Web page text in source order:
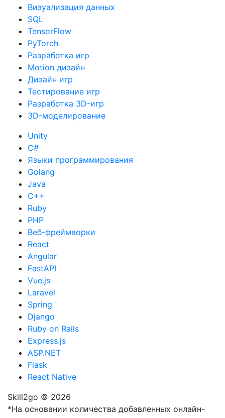
Python
Визуализация данных
SQL
TensorFlow
PyTorch
Разработка игр
Motion дизайн
Дизайн игр
Тестирование игр
Разработка 3D-игр
Unity
C#
Языки программирования
Golang
Java
C++
Ruby
PHP
Веб-фреймворки
React
Angular
FastAPI
Vue.js
Laravel
Spring
Django
Ruby on Rails
Express.js
ASP.NET
Flask
Skill2go © 2026